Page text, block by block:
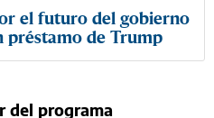
el futuro del gobierno
préstamo de Trump
del programa